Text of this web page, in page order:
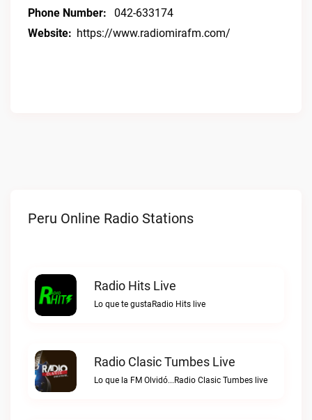
Phone Number:
042-633174
Website: https://www.radiomirafm.com/
Peru Online Radio Stations
Radio Hits Live
Lo que te gustaRadio Hits live
Radio Clasic Tumbes Live
Lo que la FM Olvidó...Radio Clasic Tumbes live